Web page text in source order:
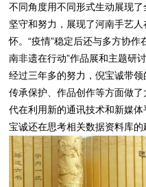
不同角度用不同形式生动展现
坚守和努力，展现了河南手艺
怀。“疫情”稳定后还与多方协作
南非遗在行动”作品展和主题研讨
经过三年多的努力，倪宝诚带
传承保护、作品创作等方面做
代在利用新的通讯技术和新媒
宝诚还在思考相关数据资料库的